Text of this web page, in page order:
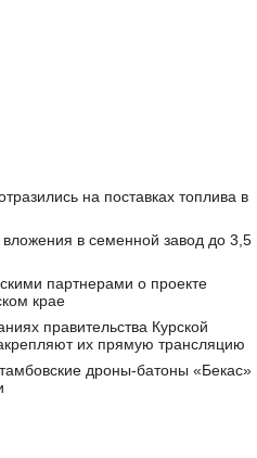
на поставках топлива в
в семенной завод до 3,5
партнерами о проекте
крае
правительства Курской
их прямую трансляцию
дроны-батоны «Бекас»